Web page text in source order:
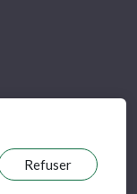
Refuser